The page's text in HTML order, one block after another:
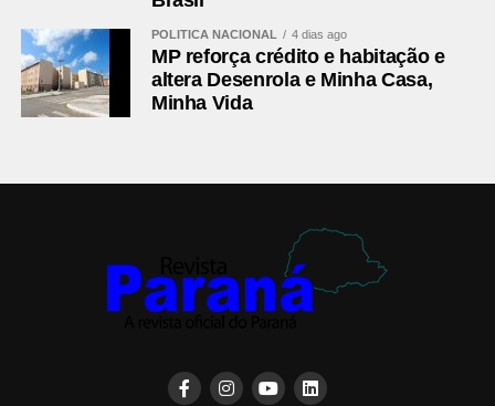
POLÍTICA NACIONAL 4 dias ago
MP reforça crédito e habitação e
altera Desenrola e Minha Casa,
Minha Vida